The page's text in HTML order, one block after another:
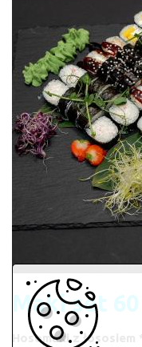
Maki set
Hosomaki z